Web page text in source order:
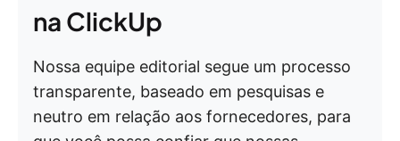
na ClickUp
Nossa equipe editorial segue um processo
transparente, baseado em pesquisas e
neutro em relação aos fornecedores, para